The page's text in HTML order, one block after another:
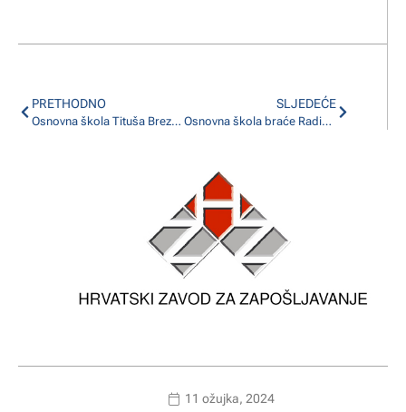
PRETHODNO
Osnovna škola Tituša Brezovačkog i Osnovna škola Luka zapošljavaju pomoćnika u nastavi
SLJEDEĆE
Osnovna škola braće Radić zapošljava pomoćnika u nastavi
11 ožujka, 2024